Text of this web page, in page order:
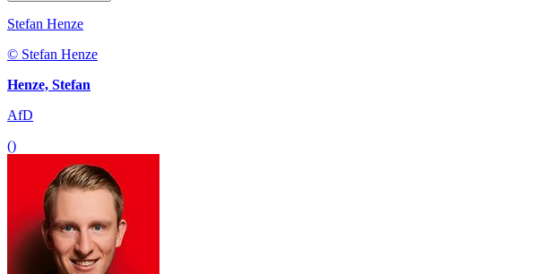
Stefan Henze
© Stefan Henze
Henze, Stefan
AfD
()